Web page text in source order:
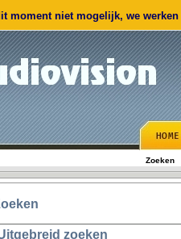
moment niet mogelijk, we
Zoeken
zoeken